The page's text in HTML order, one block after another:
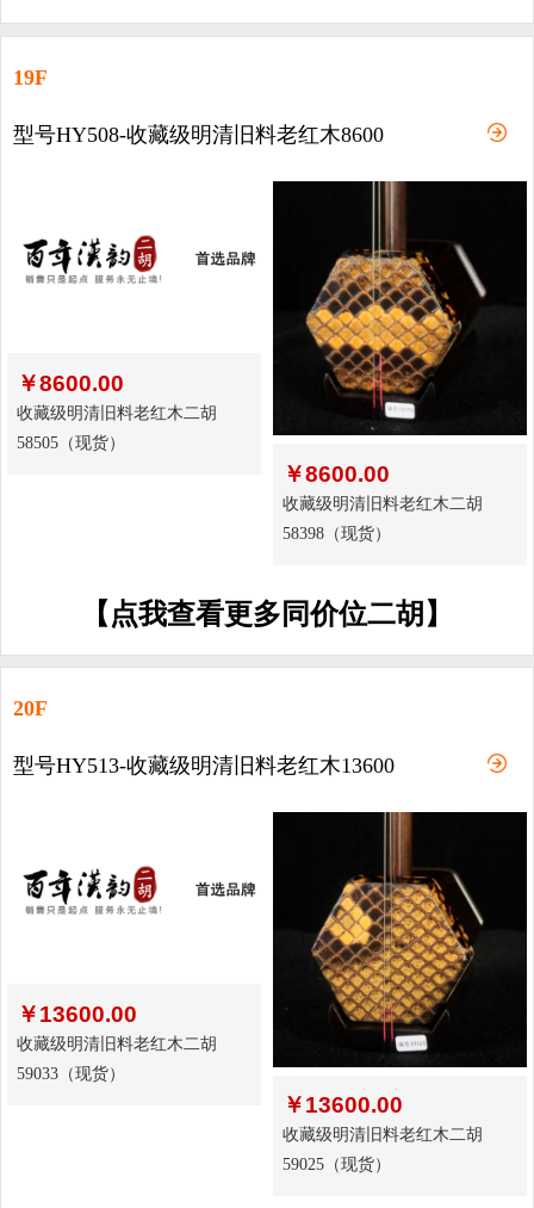
19F
型号HY508-收藏级明清旧料老红木8600
￥8600.00
收藏级明清旧料老红木二胡
58505（现货）
￥8600.00
收藏级明清旧料老红木二胡
58398（现货）
【点我查看更多同价位二胡】
20F
型号HY513-收藏级明清旧料老红木13600
￥13600.00
收藏级明清旧料老红木二胡
59033（现货）
￥13600.00
收藏级明清旧料老红木二胡
59025（现货）